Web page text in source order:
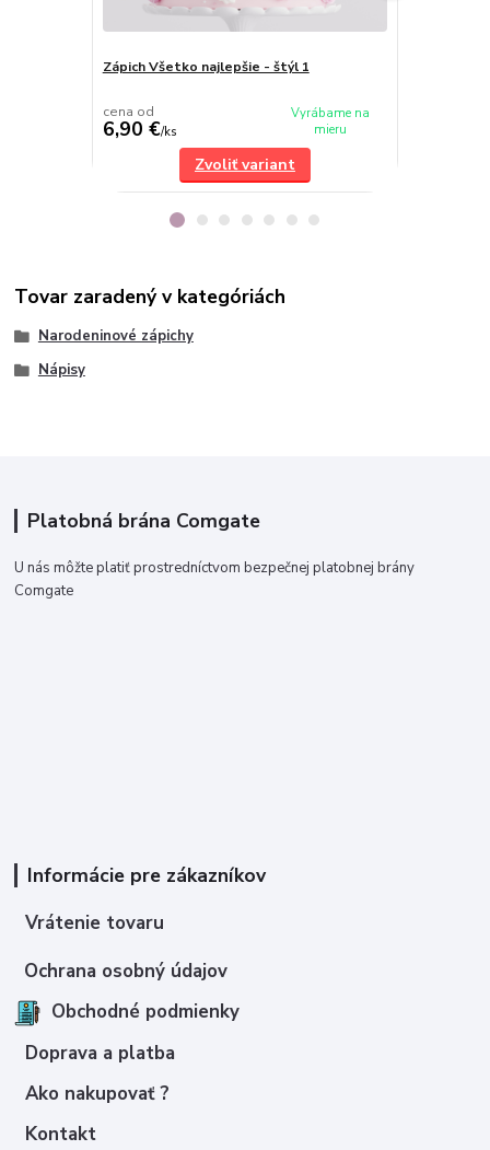
Zápich Všetko najlepšie - štýl 1
cena od
6,90 €/ks
Vyrábame na
mieru
Zvoliť variant
Tovar zaradený v kategóriách
Narodeninové zápichy
Nápisy
Platobná brána Comgate
U nás môžte platiť prostredníctvom bezpečnej platobnej brány
Comgate
Informácie pre zákazníkov
Vrátenie tovaru
Ochrana osobný údajov
Obchodné podmienky
Doprava a platba
Ako nakupovať ?
Kontakt